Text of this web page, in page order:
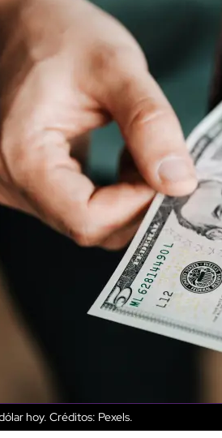
hoy. Créditos: Pexels.